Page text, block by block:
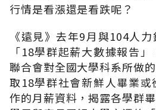
行情是看漲還是看跌呢？
《遠見》去年9月與104人
「18學群起薪大數據報告
聯合會對全國大學科系所做
取18學群社會新鮮人畢業
作的月薪資料，揭露各學群